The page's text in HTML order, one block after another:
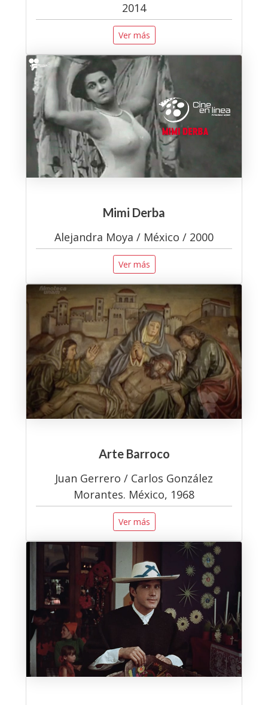
2014
Ver más
Mimi Derba
Alejandra Moya / México / 2000
Ver más
Arte Barroco
Juan Gerrero / Carlos González
Morantes. México, 1968
Ver más